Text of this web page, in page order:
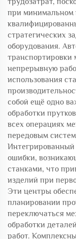
при минимальном
стратегических
оборудования.
транспортировки
непрерывную
использования
собой ещё одно
обработки
всех операциях
передовым
ошибки,
станками, что
изделий при
Эти центры
планировании
переключаться
обработки
работ.